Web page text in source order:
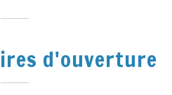
d'ouverture